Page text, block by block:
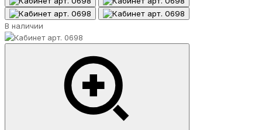
В наличии